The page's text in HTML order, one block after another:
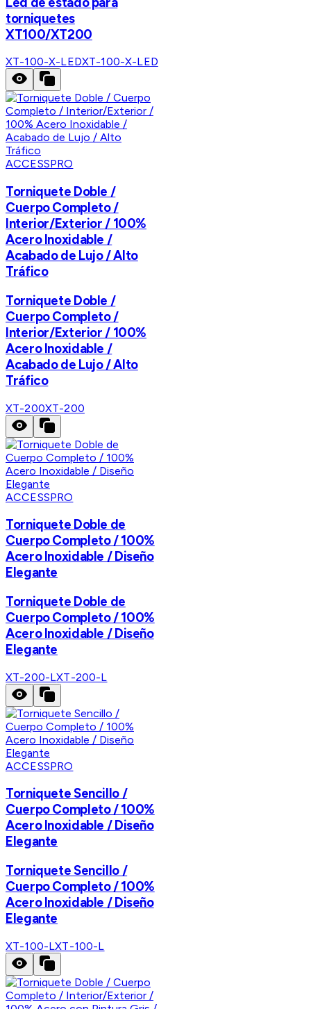
torniquetes
XT100/XT200
XT-100-X-LEDXT-100-X-LED
ACCESSPRO
Torniquete Doble /
Cuerpo Completo /
Interior/Exterior / 100%
Acero Inoxidable /
Acabado de Lujo / Alto
Tráfico
Torniquete Doble /
Cuerpo Completo /
Interior/Exterior / 100%
Acero Inoxidable /
Acabado de Lujo / Alto
Tráfico
XT-200XT-200
ACCESSPRO
Torniquete Doble de
Cuerpo Completo / 100%
Acero Inoxidable / Diseño
Elegante
Torniquete Doble de
Cuerpo Completo / 100%
Acero Inoxidable / Diseño
Elegante
XT-200-LXT-200-L
ACCESSPRO
Torniquete Sencillo /
Cuerpo Completo / 100%
Acero Inoxidable / Diseño
Elegante
Torniquete Sencillo /
Cuerpo Completo / 100%
Acero Inoxidable / Diseño
Elegante
XT-100-LXT-100-L